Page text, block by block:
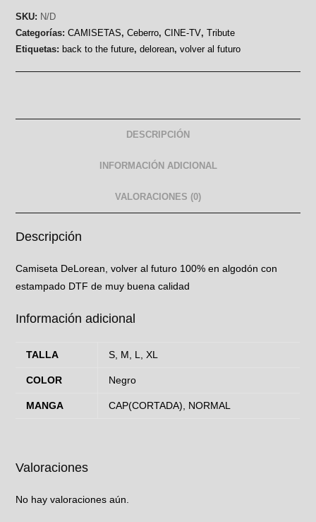
SKU: N/D
Categorías:CAMISETAS,Ceberro,CINE-TV,Tribute
Etiquetas: back to the future,delorean,volver al futuro
DESCRIPCIÓN
INFORMACIÓN ADICIONAL
VALORACIONES (0)
Descripción
Camiseta DeLorean, volver al futuro 100% en algodón con
estampado DTF de muy buena calidad
Información adicional
TALLA S, M, L, XL
COLOR Negro
MANGA CAP(CORTADA), NORMAL
Valoraciones
No hay valoraciones aún.